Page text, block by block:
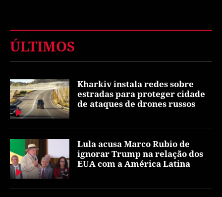
ÚLTIMOS
Kharkiv instala redes sobre
estradas para proteger cidade
de ataques de drones russos
Lula acusa Marco Rubio de
ignorar Trump na relação dos
EUA com a América Latina